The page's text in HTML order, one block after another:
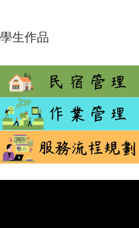
學生作品